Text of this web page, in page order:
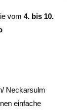
vom4. bis 10.
Neckarsulm
einfache